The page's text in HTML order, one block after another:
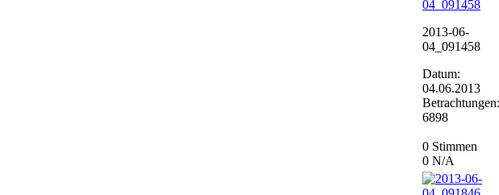
2013-06-
04_091458
Datum:
04.06.2013
Betrachtungen:
6898
0 Stimmen
0 N/A